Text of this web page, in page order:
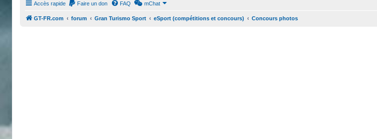
Accès rapide Faire un don FAQ mChat
GT-FR.com forum Gran Turismo Sport eSport (compétitions et concours) Concours photos